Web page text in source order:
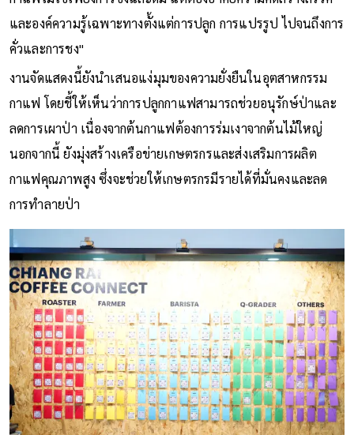
และองค์ความรู้เฉพาะทางตั้งแต่การปลูก การแปรรูป ไปจนถึงการ
คั่วและการชง"
งานจัดแสดงนี้ยังนำเสนอแง่มุมของความยั่งยืนในอุตสาหกรรม
กาแฟ โดยชี้ให้เห็นว่าการปลูกกาแฟสามารถช่วยอนุรักษ์ป่าและ
ลดการเผาป่า เนื่องจากต้นกาแฟต้องการร่มเงาจากต้นไม้ใหญ่
นอกจากนี้ ยังมุ่งสร้างเครือข่ายเกษตรกรและส่งเสริมการผลิต
กาแฟคุณภาพสูง ซึ่งจะช่วยให้เกษตรกรมีรายได้ที่มั่นคงและลด
การทำลายป่า